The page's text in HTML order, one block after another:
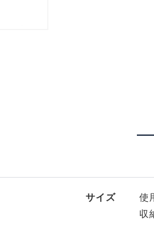
サイズ
使
収